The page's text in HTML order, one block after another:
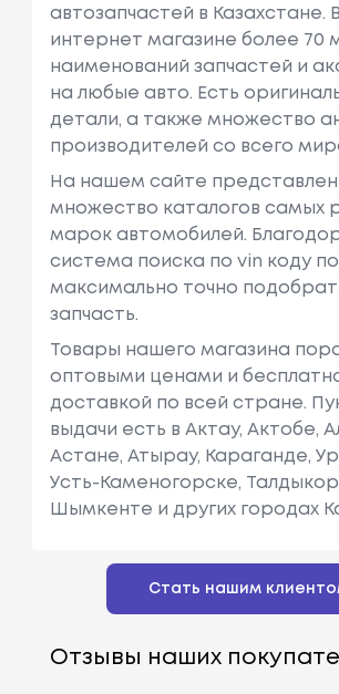
автозапчастей в Казахстане.
интернет магазине более 70
наименований запчастей и
на любые авто. Есть
детали, а также множество
производителей со всего
На нашем сайте
множество каталогов самых
марок автомобилей.
система поиска по vin коду
максимально точно
запчасть.
Товары нашего магазина
оптовыми ценами и
доставкой по всей стране.
выдачи есть в Актау, Актобе,
Астане, Атырау, Караганде,
Усть-Каменогорске,
Шымкенте и других городах
Стать нашим
Отзывы наших